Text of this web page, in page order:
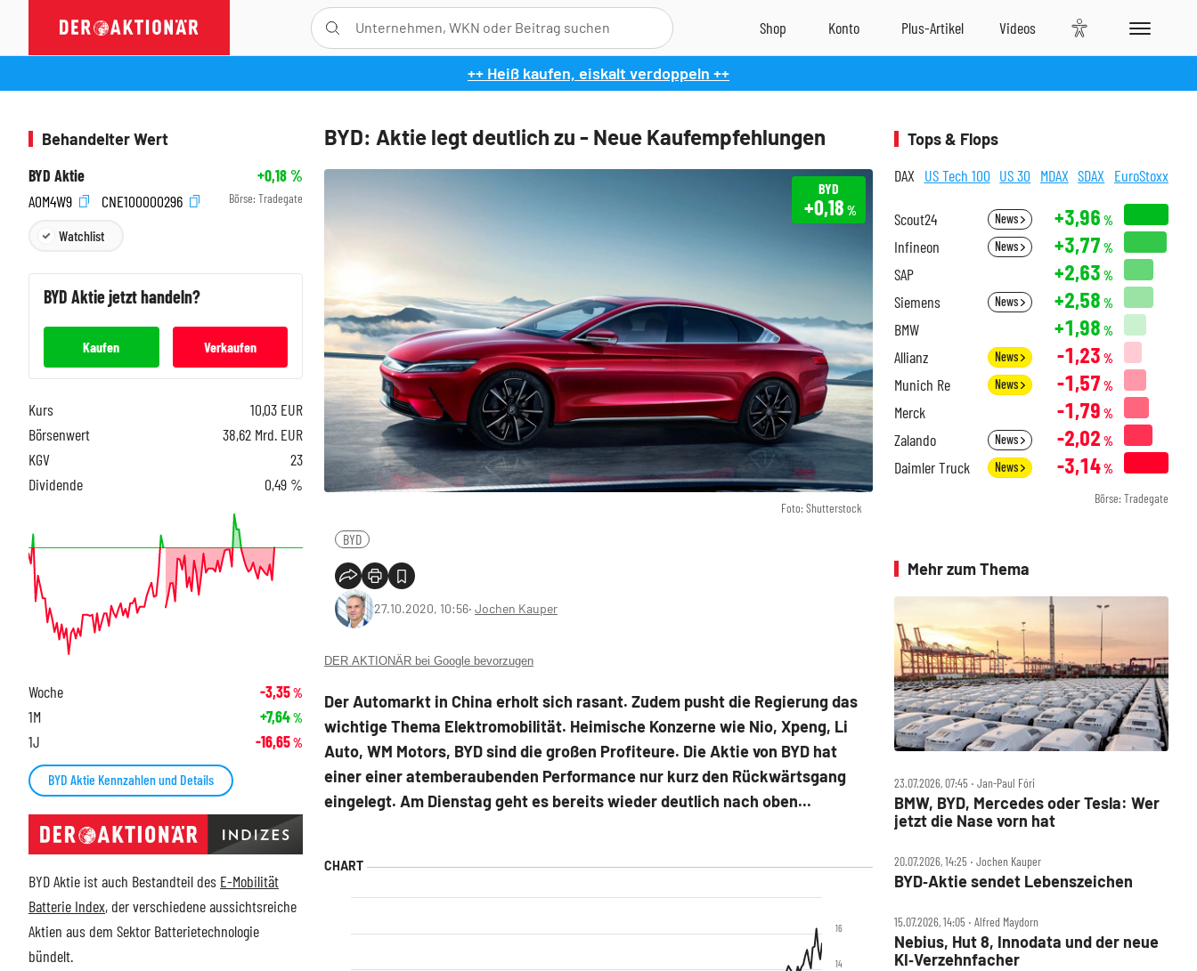
++ Heiß kaufen, eiskalt verdoppeln ++
BYD: Aktie legt deutlich zu - Neue Kaufempfehlungen
Foto: Shutterstock
BYD
+0,18 %
BYD
27.10.2020, 10:56‧ Jochen Kauper
DER AKTIONÄR bei Google bevorzugen
Der Automarkt in China erholt sich rasant. Zudem pusht die Regierung das
wichtige Thema Elektromobilität. Heimische Konzerne wie Nio, Xpeng, Li
Auto, WM Motors, BYD sind die großen Profiteure. Die Aktie von BYD hat
einer einer atemberaubenden Performance nur kurz den Rückwärtsgang
eingelegt. Am Dienstag geht es bereits wieder deutlich nach oben...
14
16
Behandelter Wert
BYD Aktie
+0,18%
A0M4W9
CNE100000296 Börse: Tradegate
Watchlist
BYD Aktie jetzt handeln?
Kaufen Verkaufen
Kurs 10,03 EUR
Börsenwert
38,62 Mrd. EUR
KGV
23
Dividende
0,49 %
Woche -3,35%
1M +7,64%
1J -16,65%
BYD Aktie Kennzahlen und Details
BYD Aktie ist auch Bestandteil des E-Mobilität
Batterie Index, der verschiedene aussichtsreiche
Aktien aus dem Sektor Batterietechnologie
bündelt.
Tops & Flops
DAX US Tech 100 US 30 MDAX SDAX EuroStoxx
Scout24 News +3,96 %
Infineon News +3,77 %
SAP +2,63 %
Siemens News +2,58 %
BMW +1,98 %
Allianz News -1,23 %
Munich Re News -1,57 %
Merck -1,79 %
Zalando News -2,02 %
Daimler Truck News -3,14%
Börse: Tradegate
Mehr zum Thema
23.07.2026, 07:45 ‧ Jan-Paul Fóri
BMW, BYD, Mercedes oder Tesla: Wer
jetzt die Nase vorn hat
20.07.2026, 14:25 ‧ Jochen Kauper
BYD‑Aktie sendet Lebenszeichen
15.07.2026, 14:05 ‧ Alfred Maydorn
Nebius, Hut 8, Innodata und der neue
KI‑Verzehnfacher